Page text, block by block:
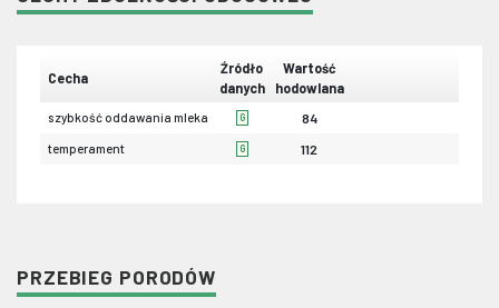
Cecha
Źródło
danych
Wartość
hodowlana
szybkość oddawania mleka G 84
temperament G 112
PRZEBIEG PORODÓW